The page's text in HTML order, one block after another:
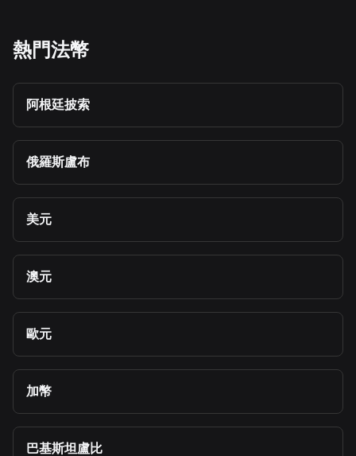
熱門法幣
阿根廷披索
俄羅斯盧布
美元
澳元
歐元
加幣
巴基斯坦盧比